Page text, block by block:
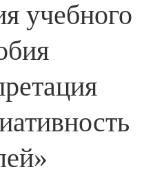
учебного